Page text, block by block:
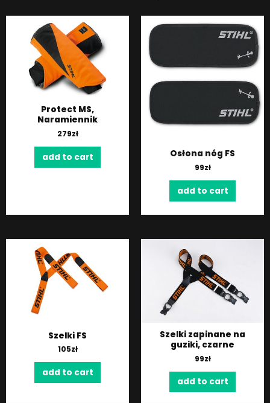
Protect MS,
Naramiennik
279zł
add to cart Osłona nóg FS
99zł
add to cart
Szelki FS
105zł
add to cart
Szelki zapinane na
guziki, czarne
99zł
add to cart